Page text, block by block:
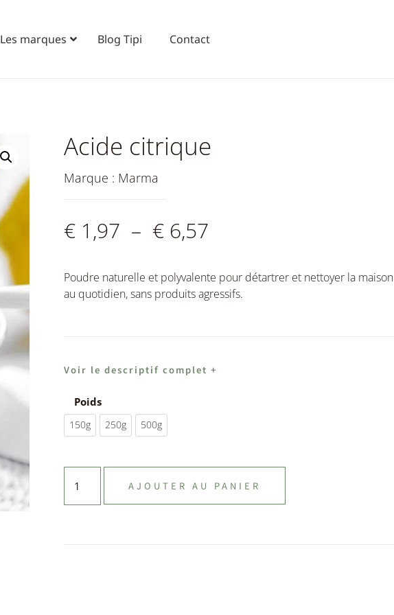
Les marques Blog Tipi Contact
Acide citrique
Marque : Marma
€ 1,97 – € 6,57
Poudre naturelle et polyvalente pour détartrer et nettoyer la maison
au quotidien, sans produits agressifs.
Voir le descriptif complet +
Poids
150g 250g 500g
AJOUTER AU PANIER